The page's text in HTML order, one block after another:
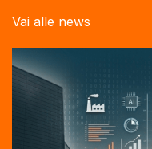
Vai alle news